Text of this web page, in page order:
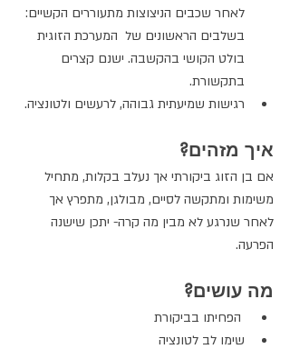
לאחר שכבים הניצוצות מתעוררים הקשיים:
בשלבים הראשונים של  המערכת הזוגית
בולט הקושי בהקשבה. ישנם קצרים
בתקשורת.
רגישות שמיעתית גבוהה, לרעשים ולטונציה.
איך מזהים?
אם בן הזוג ביקורתי אך נעלב בקלות, מתחיל
משימות ומתקשה לסיים, מבולגן, מתפרץ אך
לאחר שנרגע לא מבין מה קרה- יתכן שישנה
הפרעה.
מה עושים?
שימו לב לטונציה